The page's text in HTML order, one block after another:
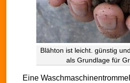
Blähton ist leicht. günstig
als Grundlage für
Eine